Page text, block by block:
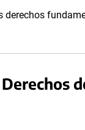
derechos